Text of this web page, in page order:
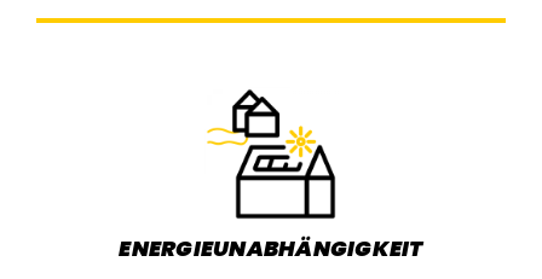
ENERGIEUNABHÄNGIGKEIT